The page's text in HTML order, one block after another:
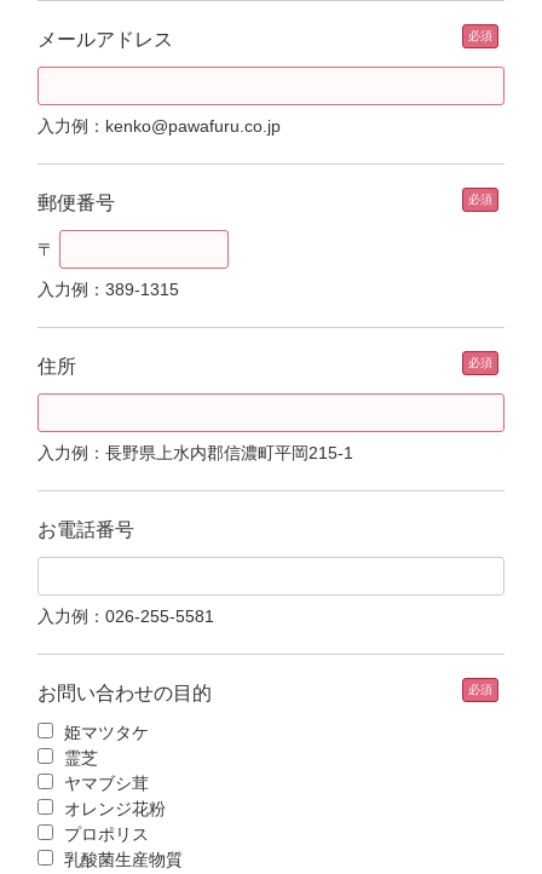
メールアドレス
入力例：kenko@pawafuru.co.jp
郵便番号
〒
入力例：389-1315
住所
入力例：長野県上水内郡信濃町平岡215-1
お電話番号
入力例：026-255-5581
お問い合わせの目的
姫マツタケ
霊芝
ヤマブシ茸
オレンジ花粉
プロポリス
乳酸菌生産物質